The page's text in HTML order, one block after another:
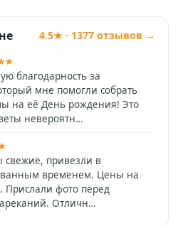
4.5★ · 1377 отзывов →
благодарность за
мне помогли собрать
на её День рождения! Это
невероятн…
свежие, привезли в
временем. Цены на
Прислали фото перед
Отличн…